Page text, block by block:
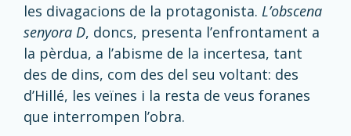
les divagacions de la protagonista. L’obscena
senyora D, doncs, presenta l’enfrontament a
la pèrdua, a l’abisme de la incertesa, tant
des de dins, com des del seu voltant: des
d’Hillé, les veïnes i la resta de veus foranes
que interrompen l’obra.